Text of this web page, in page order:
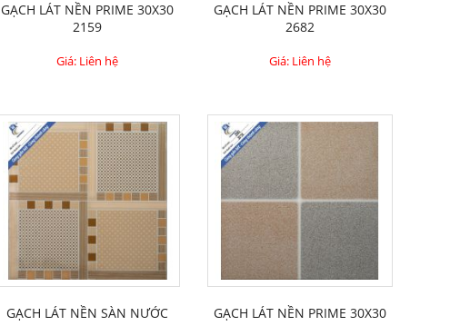
GẠCH LÁT NỀN PRIME 30X30
2159
Giá: Liên hệ
GẠCH LÁT NỀN PRIME 30X30
2682
Giá: Liên hệ
GẠCH LÁT NỀN SÀN NƯỚC
GẠCH LÁT NỀN PRIME 30X30